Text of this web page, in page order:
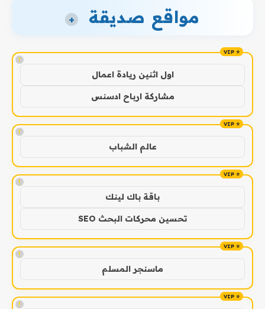
مواقع صديقة +
!
اول اثنين ريادة اعمال
مشاركة ارباح ادسنس
!
عالم الشباب
!
باقة باك لينك
تحسين محركات البحث SEO
!
ماسنجر المسلم
!